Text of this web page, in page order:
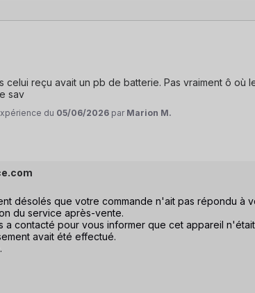
celui reçu avait un pb de batterie. Pas vraiment ô où
sav
du 05/06/2026 par Marion M.
désolés que votre commande n'ait pas répondu à
du service après-vente.
a contacté pour vous informer que cet appareil
avait été effectué.